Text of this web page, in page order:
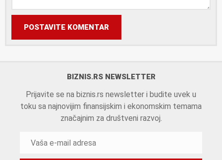
POSTAVITE KOMENTAR
BIZNIS.RS NEWSLETTER
Prijavite se na biznis.rs newsletter i budite uvek u
toku sa najnovijim finansijskim i ekonomskim temama
značajnim za društveni razvoj.